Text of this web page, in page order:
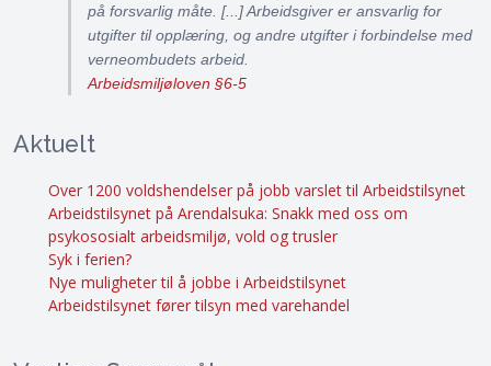
på forsvarlig måte. [...] Arbeidsgiver er ansvarlig for
utgifter til opplæring, og andre utgifter i forbindelse med
verneombudets arbeid.
Arbeidsmiljøloven §6-5
Aktuelt
Over 1200 voldshendelser på jobb varslet til Arbeidstilsynet
Arbeidstilsynet på Arendalsuka: Snakk med oss om
psykososialt arbeidsmiljø, vold og trusler
Syk i ferien?
Nye muligheter til å jobbe i Arbeidstilsynet
Arbeidstilsynet fører tilsyn med varehandel